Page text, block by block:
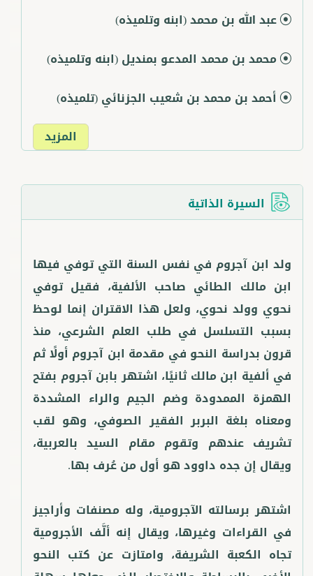
عبد الله بن محمد(ابنه وتلميذه)
محمد بن محمد المدعو بمنديل(ابنه وتلميذه)
أحمد بن محمد بن شعيب الجزنائي(تلميذه)
المزيد
السيرة الذاتية
ولد ابن آجروم في نفس السنة التي توفي فيها
ابن مالك الطائي صاحب الألفية، فقيل توفي
نحوي وولد نحوي، ولعل هذا الاقتران إنما لوحظ
بسبب التسلسل في طلب العلم الشرعي، منذ
قرون بدراسة النحو في مقدمة ابن آجروم أولًا ثم
في ألفية ابن مالك ثانيًا، اشتهر بابن آجروم بفتح
الهمزة الممدودة وضم الجيم والراء المشددة
ومعناه بلغة البربر الفقير الصوفي، وهو لقب
تشريف عندهم وتقوم مقام السيد بالعربية،
اشتهر برسالته الآجرومية، وله مصنفات وأراجيز
في القراءات وغيرها، ويقال إنه ألَّف الأجرومية
تجاه الكعبة الشريفة، وامتازت عن كتب النحو